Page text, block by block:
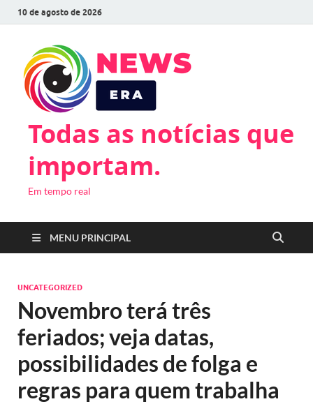
10 de agosto de 2026
Todas as notícias que
importam.
Em tempo real
MENU PRINCIPAL
UNCATEGORIZED
Novembro terá três
feriados; veja datas,
possibilidades de folga e
regras para quem trabalha